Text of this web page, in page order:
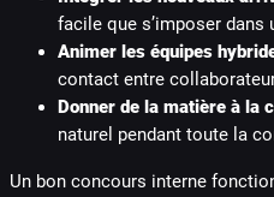
facile que s’imposer
Animer les équipes
contact entre
Donner de la matière à la
naturel pendant toute la
Un bon concours interne